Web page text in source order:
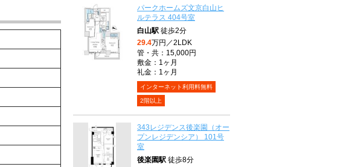
パークホームズ文京白山ヒ
ルテラス 404号室
白山駅 徒歩2分
29.4万円／2LDK
管・共：15,000円
敷金：1ヶ月
礼金：1ヶ月
インターネット利用料無料
2階以上
343レジデンス後楽園（オー
プンレジデンシア） 101号
室
後楽園駅 徒歩8分